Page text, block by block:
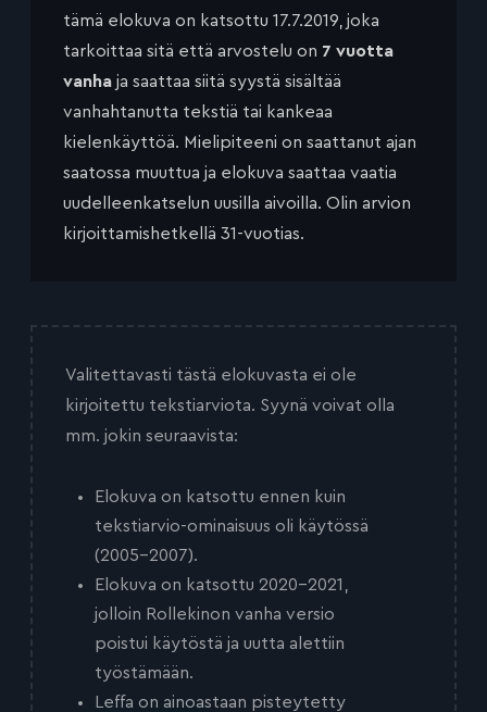
tämä elokuva on katsottu 17.7.2019, joka
tarkoittaa sitä että arvostelu on 7 vuotta
vanha ja saattaa siitä syystä sisältää
vanhahtanutta tekstiä tai kankeaa
kielenkäyttöä. Mielipiteeni on saattanut ajan
saatossa muuttua ja elokuva saattaa vaatia
uudelleenkatselun uusilla aivoilla. Olin arvion
kirjoittamishetkellä 31-vuotias.
Valitettavasti tästä elokuvasta ei ole
kirjoitettu tekstiarviota. Syynä voivat olla
mm. jokin seuraavista:
Elokuva on katsottu ennen kuin
tekstiarvio-ominaisuus oli käytössä
(2005-2007).
Elokuva on katsottu 2020-2021,
jolloin Rollekinon vanha versio
poistui käytöstä ja uutta alettiin
työstämään.
Leffa on ainoastaan pisteytetty